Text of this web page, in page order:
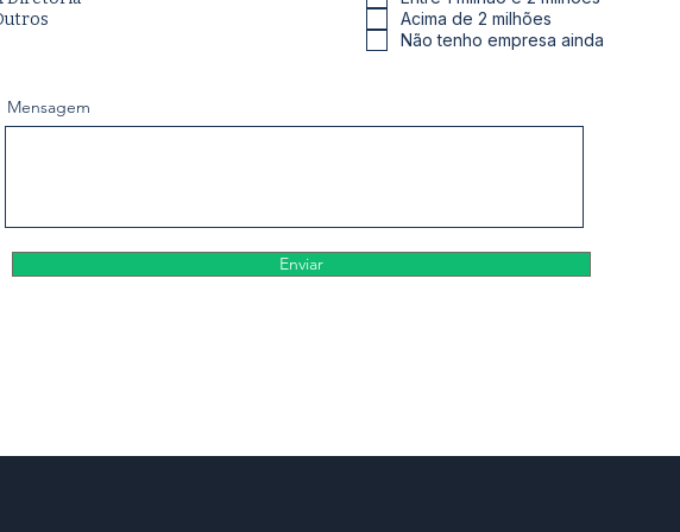
a
t
o
Acima de 2 milhões
Não tenho empresa ainda
Mensagem
Enviar